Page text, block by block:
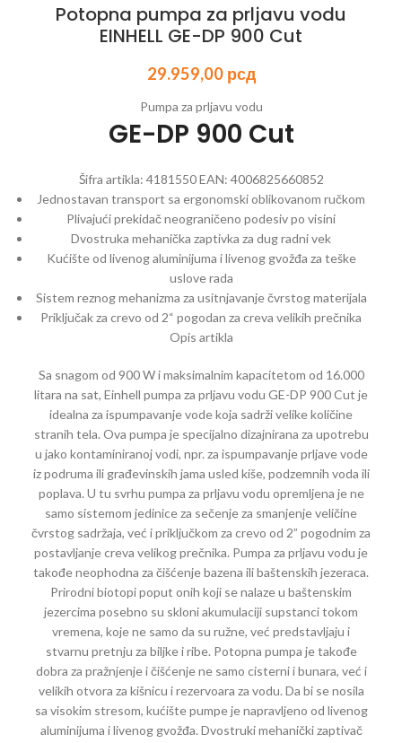
Potopna pumpa za prljavu vodu
EINHELL GE-DP 900 Cut
29.959,00 рсд
Pumpa za prljavu vodu
GE-DP 900 Cut
Šifra artikla: 4181550EAN: 4006825660852
Jednostavan transport sa ergonomski oblikovanom ručkom
Plivajući prekidač neograničeno podesiv po visini
Dvostruka mehanička zaptivka za dug radni vek
Kućište od livenog aluminijuma i livenog gvožđa za teške
uslove rada
Sistem reznog mehanizma za usitnjavanje čvrstog materijala
Priključak za crevo od 2“ pogodan za creva velikih prečnika
Opis artikla
Sa snagom od 900 W i maksimalnim kapacitetom od 16.000
litara na sat, Einhell pumpa za prljavu vodu GE-DP 900 Cut je
idealna za ispumpavanje vode koja sadrži velike količine
stranih tela. Ova pumpa je specijalno dizajnirana za upotrebu
u jako kontaminiranoj vodi, npr. za ispumpavanje prljave vode
iz podruma ili građevinskih jama usled kiše, podzemnih voda ili
poplava. U tu svrhu pumpa za prljavu vodu opremljena je ne
samo sistemom jedinice za sečenje za smanjenje veličine
čvrstog sadržaja, već i priključkom za crevo od 2” pogodnim za
postavljanje creva velikog prečnika. Pumpa za prljavu vodu je
takođe neophodna za čišćenje bazena ili baštenskih jezeraca.
Prirodni biotopi poput onih koji se nalaze u baštenskim
jezercima posebno su skloni akumulaciji supstanci tokom
vremena, koje ne samo da su ružne, već predstavljaju i
stvarnu pretnju za biljke i ribe. Potopna pumpa je takođe
dobra za pražnjenje i čišćenje ne samo cisterni i bunara, već i
velikih otvora za kišnicu i rezervoara za vodu. Da bi se nosila
sa visokim stresom, kućište pumpe je napravljeno od livenog
aluminijuma i livenog gvožđa. Dvostruki mehanički zaptivač